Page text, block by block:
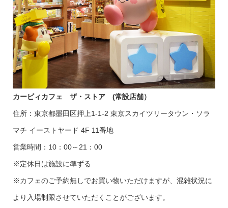
カービィカフェ ザ・ストア (常設店舗）
住所：東京都墨田区押上1-1-2 東京スカイツリータウン・ソラ
マチ イーストヤード 4F 11番地
営業時間：10：00～21：00
※定休日は施設に準ずる
※カフェのご予約無しでお買い物いただけますが、混雑状況に
より入場制限させていただくことがございます。